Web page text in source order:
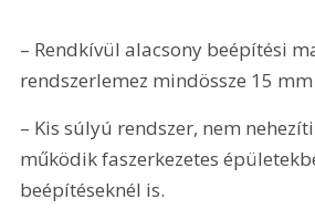
– Rendkívül alacsony beépítési
rendszerlemez mindössze 15
– Kis súlyú rendszer, nem
működik faszerkezetes
beépítéseknél is.